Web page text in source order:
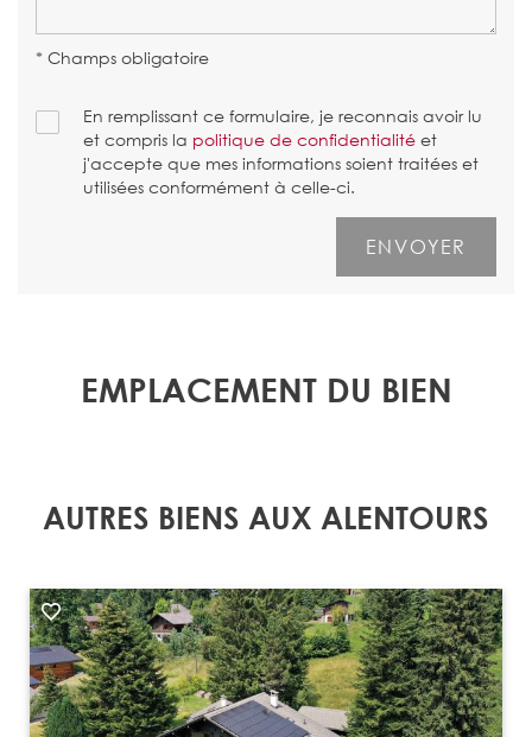
* Champs obligatoire
En remplissant ce formulaire, je reconnais avoir lu
et compris la politique de confidentialité et
j'accepte que mes informations soient traitées et
utilisées conformément à celle-ci.
EMPLACEMENT DU BIEN
AUTRES BIENS AUX ALENTOURS